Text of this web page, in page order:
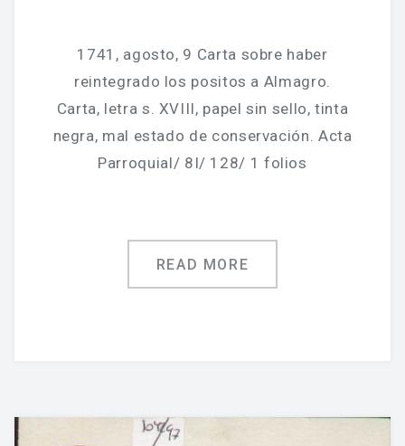
1741, agosto, 9 Carta sobre haber
reintegrado los positos a Almagro.
Carta, letra s. XVIII, papel sin sello, tinta
negra, mal estado de conservación. Acta
Parroquial/ 8I/ 128/ 1 folios
READ MORE